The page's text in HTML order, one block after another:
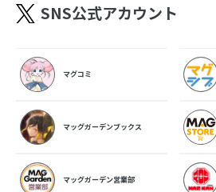
SNS公式アカウント
マグコミ
マッグガーデンブックス
マッグガーデン営業部